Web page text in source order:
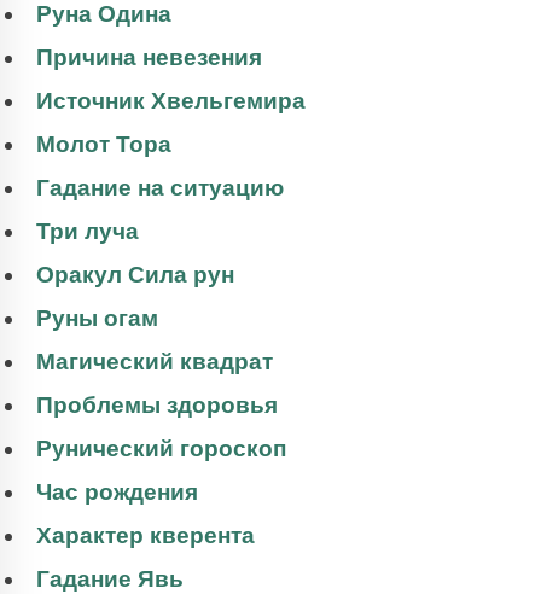
Руна Одина
Причина невезения
Источник Хвельгемира
Молот Тора
Гадание на ситуацию
Три луча
Оракул Сила рун
Руны огам
Магический квадрат
Проблемы здоровья
Рунический гороскоп
Час рождения
Характер кверента
Гадание Явь